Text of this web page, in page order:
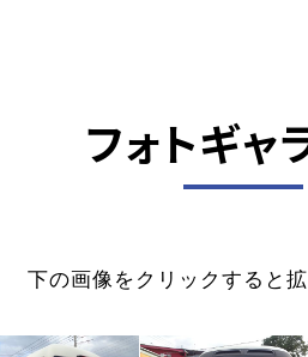
フォトギャ
下の画像をクリックすると